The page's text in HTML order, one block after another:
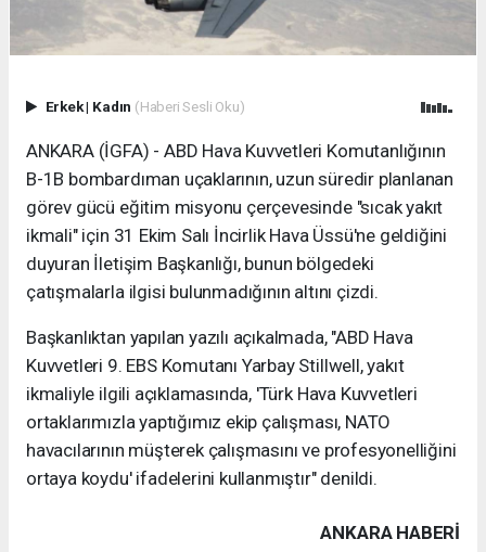
Erkek| Kadın (Haberi Sesli Oku)
ANKARA (İGFA) - ABD Hava Kuvvetleri Komutanlığının
B-1B bombardıman uçaklarının, uzun süredir planlanan
görev gücü eğitim misyonu çerçevesinde "sıcak yakıt
ikmali" için 31 Ekim Salı İncirlik Hava Üssü'ne geldiğini
duyuran İletişim Başkanlığı, bunun bölgedeki
çatışmalarla ilgisi bulunmadığının altını çizdi.
Başkanlıktan yapılan yazılı açıkalmada, "ABD Hava
Kuvvetleri 9. EBS Komutanı Yarbay Stillwell, yakıt
ikmaliyle ilgili açıklamasında, 'Türk Hava Kuvvetleri
ortaklarımızla yaptığımız ekip çalışması, NATO
havacılarının müşterek çalışmasını ve profesyonelliğini
ortaya koydu' ifadelerini kullanmıştır" denildi.
ANKARA HABERİ